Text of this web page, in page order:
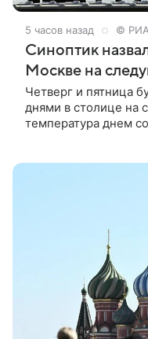
5 часов назад ©
Синоптик
Москве на
Четверг и пятница
днями в столице на
температура днем